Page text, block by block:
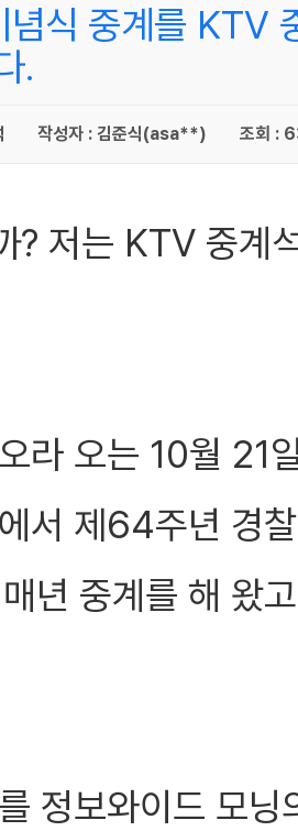
념식 중계를 KTV
.
작성자 : 김준식(asa**) 조회 :
? 저는 KTV 중계
라 오는 10월 21
서 제64주년 경
년 중계를 해 왔
정보와이드 모